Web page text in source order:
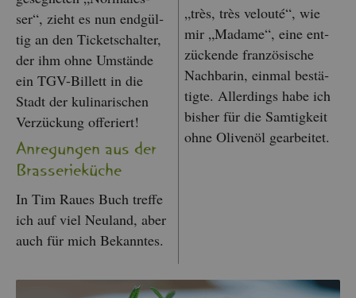
ser“, zieht es nun end­gül­
tig an den Ti­cket­schal­ter,
der ihm ohne Um­stän­de
ein TGV-Bil­lett in die
Stadt der ku­li­na­ri­schen
Ver­zü­ckung of­fe­riert!
An­re­gun­gen aus der
Bras­se­rie­kü­che
In Tim Raues Buch tref­fe
ich auf viel Neu­land, aber
auch für mich Be­kann­tes.
„très, très ve­lou­té“, wie
mir „Ma­dame“, eine ent­
zü­cken­de fran­zö­si­sche
Nach­ba­rin, ein­mal be­stä­
tig­te. Al­ler­dings habe ich
bis­her für die Sam­tig­keit
ohne Oli­ven­öl ge­ar­bei­tet.